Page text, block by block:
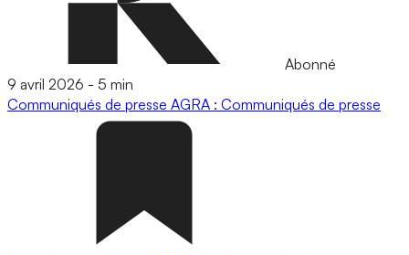
Abonné
9 avril 2026 - 5 min
Communiqués de presse AGRA : Communiqués de presse